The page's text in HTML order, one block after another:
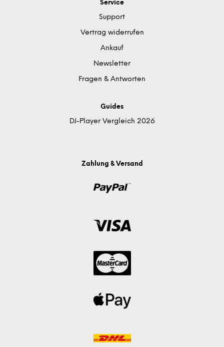
Service
Support
Vertrag widerrufen
Ankauf
Newsletter
Fragen & Antworten
Guides
DJ-Player Vergleich 2026
Zahlung & Versand